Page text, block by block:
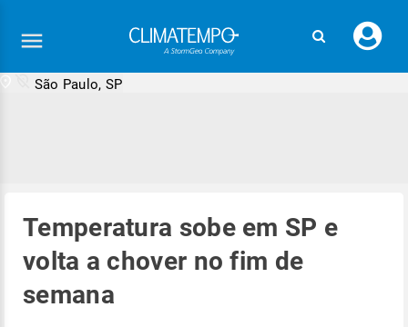
seu
São Paulo, SP
Temperatura sobe em SP e
volta a chover no fim de
semana